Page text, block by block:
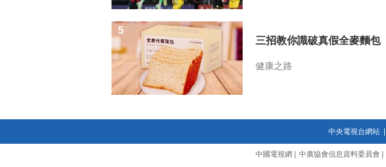
三招教你識破真假全麥麵包
健康之路
5
中央電視台網站|
中國電視網 中廣協會信息資料委員會